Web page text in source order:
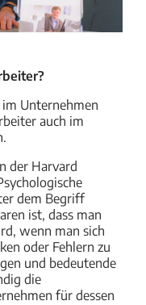
Unternehmen
auch im
der Harvard
dem Begriff
ist, dass man
wenn man sich
oder Fehlern zu
und bedeutende
die
für dessen